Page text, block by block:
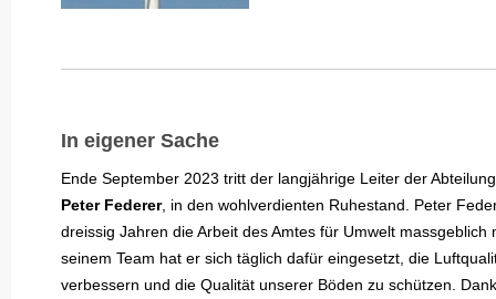
In eigener Sache
Ende September 2023 tritt der langjährige Leiter der
Peter Federer, in den wohlverdienten Ruhestand. Peter
dreissig Jahren die Arbeit des Amtes für Umwelt massgeblich
seinem Team hat er sich täglich dafür eingesetzt, die
verbessern und die Qualität unserer Böden zu schützen.